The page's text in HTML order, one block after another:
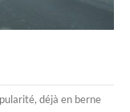
déjà en berne